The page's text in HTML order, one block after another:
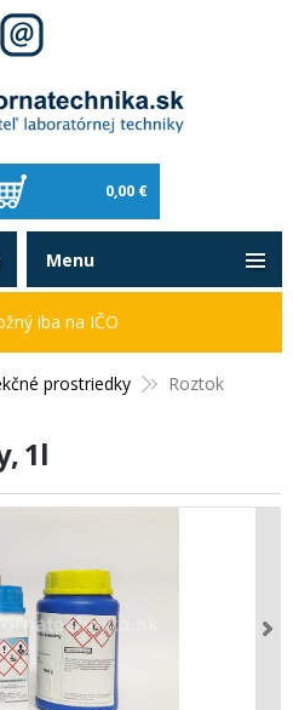
0,00 €
prostriedky
Roztok
1l
iba na IČO
Menu